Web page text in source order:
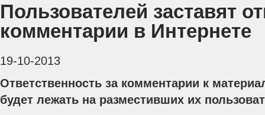
Пользователей заставят
комментарии в Интернете
19-10-2013
Ответственность за комментарии к
будет лежать на разместивших их